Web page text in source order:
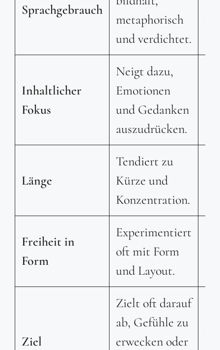
Sprachgebrauch
metaphorisch
und verdichtet.
Inhaltlicher
Fokus
Neigt dazu,
Emotionen
und Gedanken
auszudrücken.
Länge
Tendiert zu
Kürze und
Konzentration.
Freiheit in
Form
Experimentiert
oft mit Form
und Layout.
Ziel
Zielt oft darauf
ab, Gefühle zu
erwecken oder